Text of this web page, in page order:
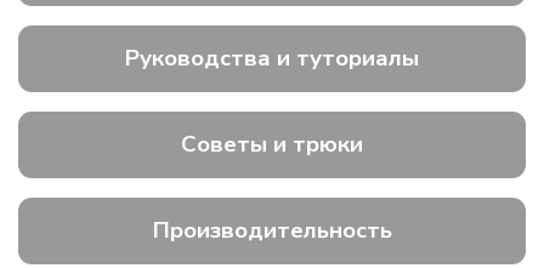
Руководства и туториалы
Советы и трюки
Производительность